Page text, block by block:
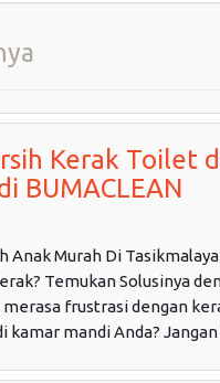
Kerak Toilet
BUMACLEAN
Anak Murah Di
Temukan Solusinya
merasa frustrasi dengan
kamar mandi Anda?